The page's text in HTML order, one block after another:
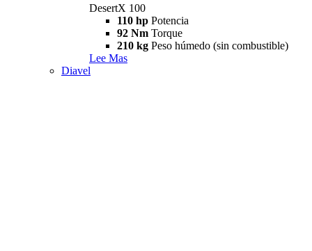
DesertX 100
110 hp Potencia
92 Nm Torque
210 kg Peso húmedo (sin combustible)
Lee Mas
Diavel